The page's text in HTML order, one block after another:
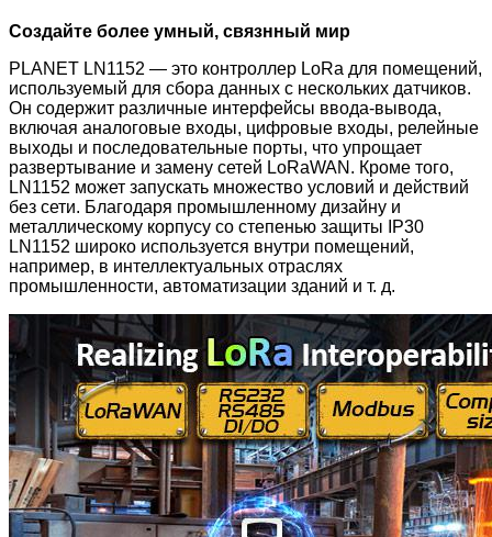
Создайте более умный, связнный мир
PLANET LN1152 — это контроллер LoRa для помещений,
используемый для сбора данных с нескольких датчиков.
Он содержит различные интерфейсы ввода-вывода,
включая аналоговые входы, цифровые входы, релейные
выходы и последовательные порты, что упрощает
развертывание и замену сетей LoRaWAN. Кроме того,
LN1152 может запускать множество условий и действий
без сети. Благодаря промышленному дизайну и
металлическому корпусу со степенью защиты IP30
LN1152 широко используется внутри помещений,
например, в интеллектуальных отраслях
промышленности, автоматизации зданий и т. д.